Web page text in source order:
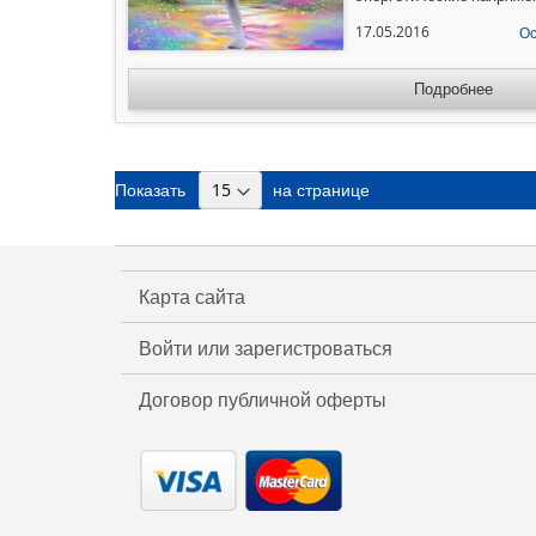
(указанные в Карте
нервничает – он
сопровождается
17.05.2016
Подробнее
Показать на странице
Карта сайта
Войти или зарегистроваться
Договор публичной оферты